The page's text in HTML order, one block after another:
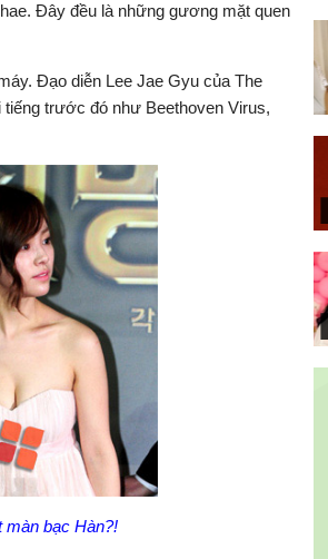
Đây đều là những gương mặt quen
Đạo diễn Lee Jae Gyu của The
tiếng trước đó như Beethoven Virus,
màn bạc Hàn?!